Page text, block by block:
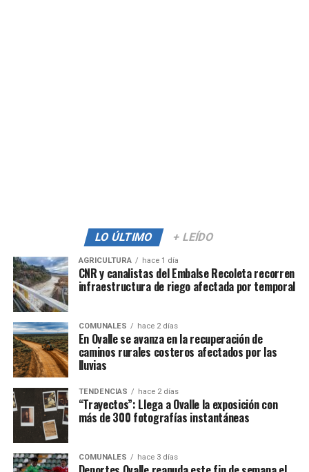
LO ÚLTIMO + LEÍDO
AGRICULTURA hace 1 día
CNR y canalistas del Embalse Recoleta recorren
infraestructura de riego afectada por temporal
COMUNALES hace 2 días
En Ovalle se avanza en la recuperación de
caminos rurales costeros afectados por las
lluvias
TENDENCIAS hace 2 días
“Trayectos”: Llega a Ovalle la exposición con
más de 300 fotografías instantáneas
COMUNALES hace 3 días